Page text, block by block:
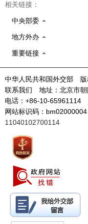
相关链接：
中央部委
地方外办
重要链接
中华人民共和国外交部 版
联系我们 地址：北京市
电话：+86-10-65961114
网站标识码：
11040102700114